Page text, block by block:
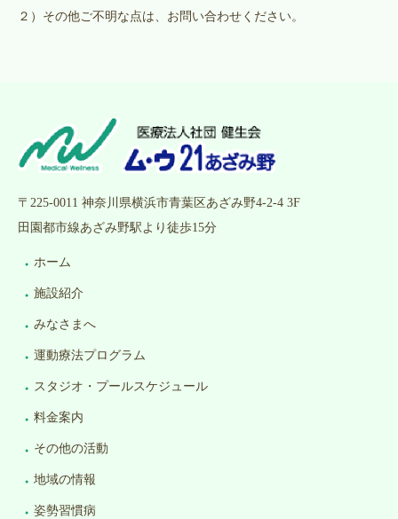
２）その他ご不明な点は、お問い合わせください。
〒225-0011 神奈川県横浜市青葉区あざみ野4-2-4 3F
田園都市線あざみ野駅より徒歩15分
ホーム
施設紹介
みなさまへ
運動療法プログラム
スタジオ・プールスケジュール
料金案内
その他の活動
地域の情報
姿勢習慣病